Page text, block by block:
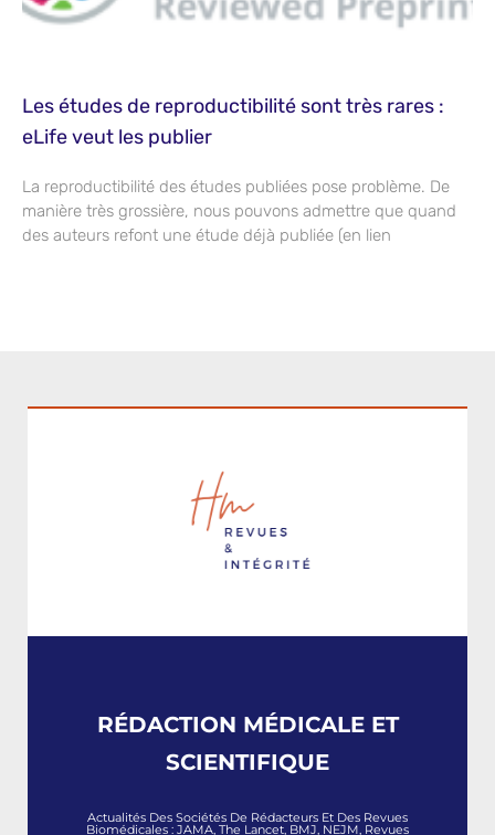
Les études de reproductibilité sont très rares :
eLife veut les publier
La reproductibilité des études publiées pose problème. De
manière très grossière, nous pouvons admettre que quand
des auteurs refont une étude déjà publiée (en lien
RÉDACTION MÉDICALE ET
SCIENTIFIQUE
Actualités Des Sociétés De Rédacteurs Et Des Revues
Biomédicales : JAMA, The Lancet, BMJ, NEJM, Revues